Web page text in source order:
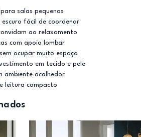
salas pequenas
fácil de coordenar
ao relaxamento
com apoio lombar
ocupar muito espaço
em tecido e pele
ambiente acolhedor
leitura compacto